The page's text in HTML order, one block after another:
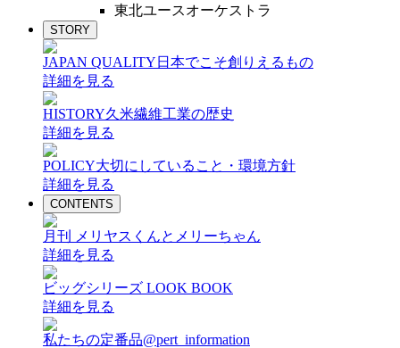
東北ユースオーケストラ
STORY
JAPAN QUALITY 日本でこそ創りえるもの
詳細を見る
HISTORY久米繊維工業の歴史
詳細を見る
POLICY大切にしていること・環境方針
詳細を見る
CONTENTS
月刊 メリヤスくんとメリーちゃん
詳細を見る
ビッグシリーズ LOOK BOOK
詳細を見る
私たちの定番品@pert_information